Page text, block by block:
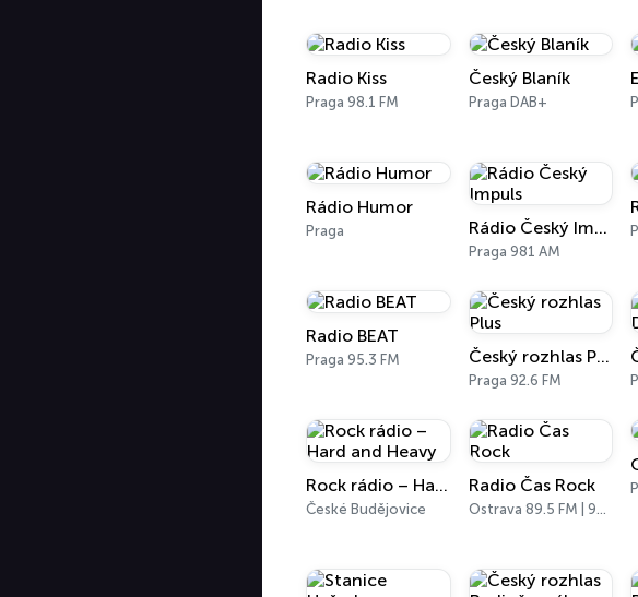
Radio Kiss
Praga 98.1 FM
Český Blaník
Praga DAB+
Rádio Humor
Praga Rádio Český Impuls
Praga 981 AM
Radio BEAT
Praga 95.3 FM Český rozhlas Plus
Praga 92.6 FM
Rock rádio – Hard and Heavy
České Budějovice
Radio Čas Rock
Ostrava 89.5 FM | 99.9 FM